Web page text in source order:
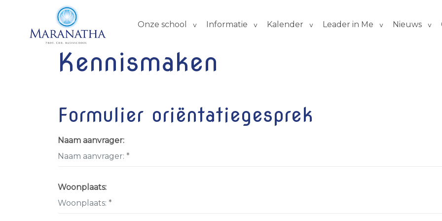
Onze school Informatie Kalender Leader in Me Nieuws
Kennismaken
Formulier oriëntatiegesprek
Naam aanvrager:
Woonplaats: